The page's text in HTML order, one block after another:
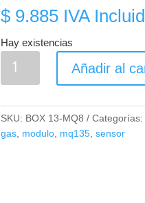
$9.885 IVA
Hay existencias
MQ-
Hidrógeno
Añadir al
SKU: BOX 13-MQ8 Categorías:
gas, modulo, mq135, sensor